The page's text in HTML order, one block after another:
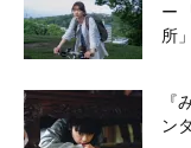
ー
所」
『
ン